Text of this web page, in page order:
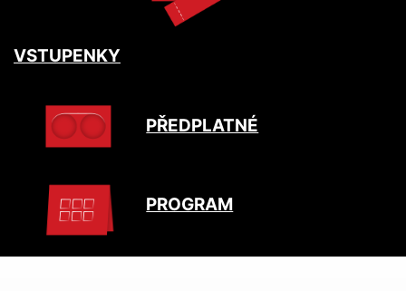
VSTUPENKY
PŘEDPLATNÉ
PROGRAM